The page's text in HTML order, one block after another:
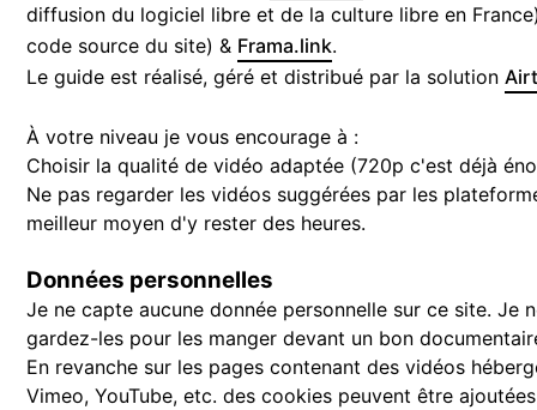
diffusion du logiciel libre et de la culture libre en
code source du site) & Frama.link.
Le guide est réalisé, géré et distribué par la solution
À votre niveau je vous encourage à :
Choisir la qualité de vidéo adaptée (720p c'est déjà
Ne pas regarder les vidéos suggérées par les
meilleur moyen d'y rester des heures.
Données personnelles
Je ne capte aucune donnée personnelle sur ce site. Je
gardez-les pour les manger devant un bon
En revanche sur les pages contenant des vidéos
Vimeo, YouTube, etc. des cookies peuvent être